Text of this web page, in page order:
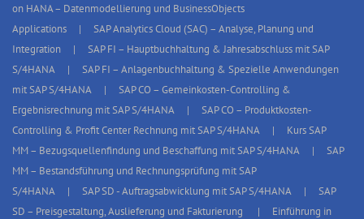
on HANA – Datenmodellierung und BusinessObjects
Applications
SAP Analytics Cloud (SAC) – Analyse, Planung und
Integration
SAP FI – Hauptbuchhaltung & Jahresabschluss mit SAP
S/4HANA
SAP FI – Anlagenbuchhaltung & Spezielle Anwendungen
mit SAP S/4HANA
SAP CO – Gemeinkosten-Controlling &
Ergebnisrechnung mit SAP S/4HANA
SAP CO – Produktkosten-
Controlling & Profit Center Rechnung mit SAP S/4HANA
Kurs SAP
MM – Bezugsquellenfindung und Beschaffung mit SAP S/4HANA
SAP
MM – Bestandsführung und Rechnungsprüfung mit SAP
S/4HANA
SAP SD - Auftragsabwicklung mit SAP S/4HANA
SAP
SD – Preisgestaltung, Auslieferung und Fakturierung
Einführung in